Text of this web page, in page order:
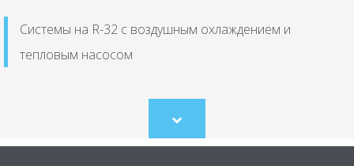
Системы на R-32 с воздушным охлаждением и
тепловым насосом
Scroll
to